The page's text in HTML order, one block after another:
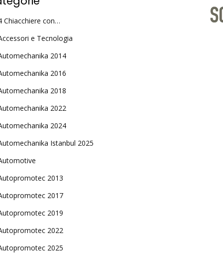
Chiacchiere con…
e Tecnologia
2014
2016
2018
2022
2024
Istanbul 2025
2013
2017
2019
2022
2025